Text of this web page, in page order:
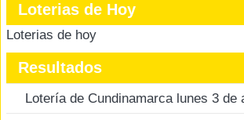
Loterias de Hoy
Loterias de hoy
Resultados
Lotería de Cundinamarca lunes 3 de